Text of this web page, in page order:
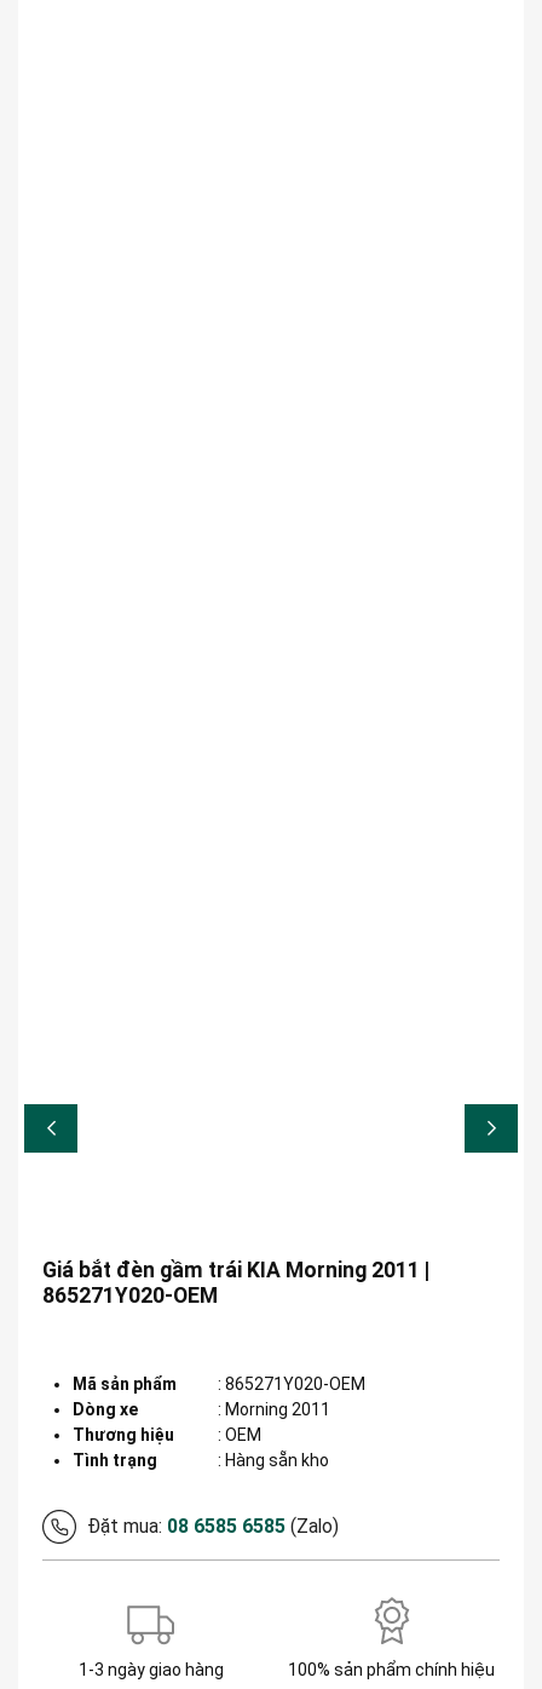
Giá bắt đèn gầm trái KIA Morning 2011 |
865271Y020-OEM
Mã sản phẩm : 865271Y020-OEM
Dòng xe
: Morning 2011
Thương hiệu
: OEM
Tình trạng
: Hàng sẵn kho
Đặt mua: 08 6585 6585 (Zalo)
1-3 ngày giao hàng 100% sản phẩm chính hiệu